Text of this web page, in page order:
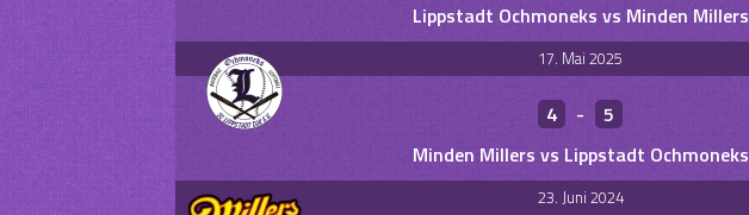
Lippstadt Ochmoneks vs Minden Millers
17. Mai 2025
4 -
5
Minden Millers vs Lippstadt Ochmoneks
23. Juni 2024